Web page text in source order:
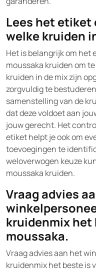
Lees het
welke kruiden
Het is belangrijk om het
moussaka kruiden om
kruiden in de mix zijn
zorgvuldig te
samenstelling van de
dat deze voldoet aan
jouw gerecht. Het
etiket helpt je ook om
toevoegingen te
weloverwogen keuze
moussaka kruiden.
Vraag advies
kruidenmix het
moussaka.
Vraag advies aan het
kruidenmix het beste is